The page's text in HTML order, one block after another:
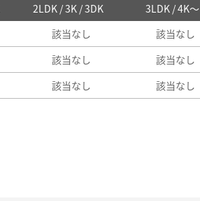
2LDK / 3K / 3DK
3LDK / 4K～
該当なし
該当なし
該当なし
該当なし
該当なし 該当なし